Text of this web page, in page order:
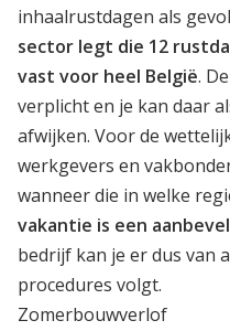
inhaalrustdagen als
sector legt die 12
vast voor heel België.
verplicht en je kan daar
afwijken. Voor de
werkgevers en
wanneer die in welke
vakantie is een
bedrijf kan je er dus van
procedures volgt.
Zomerbouwverlof